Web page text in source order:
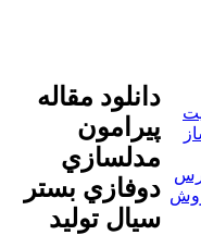
دانلود مقاله
پیرامون
مدلسازي
دوفازي بستر
سيال توليد